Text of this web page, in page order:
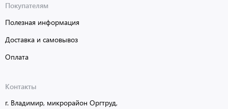
Покупателям
Полезная информация
Доставка и самовывоз
Оплата
Контакты
г. Владимир, микрорайон Оргтруд,